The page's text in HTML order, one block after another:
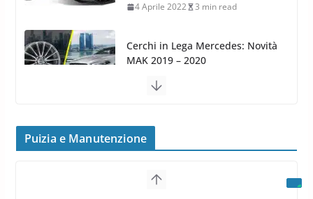
16 Settembre 2019 1 min read
Cerchi in Lega Volvo: Nuovi
MAK FIVESTAR (2019)
24 Luglio 2019
peggiorano davvero comfort,
frenata e handling
Puizia e Manutenzione
Arexons: nuova gamma Pulizia
Azoto